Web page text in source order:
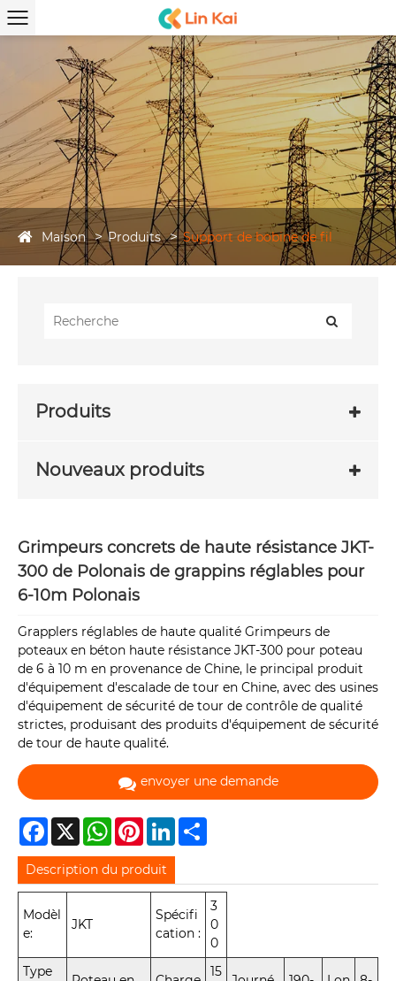
Maison Produits Support de bobine de fil
Produits
Nouveaux produits
Grimpeurs concrets de haute résistance JKT-
300 de Polonais de grappins réglables pour
6-10m Polonais
Grapplers réglables de haute qualité Grimpeurs de
poteaux en béton haute résistance JKT-300 pour poteau
de 6 à 10 m en provenance de Chine, le principal produit
d'équipement d'escalade de tour en Chine, avec des usines
d'équipement de sécurité de tour de contrôle de qualité
strictes, produisant des produits d'équipement de sécurité
de tour de haute qualité.
envoyer une demande
Facebook
X WhatsAppPinterestLinkedIn
Description du produit
Modèl
e:
JKT
Spécifi
cation :
3
0
0
Type
15